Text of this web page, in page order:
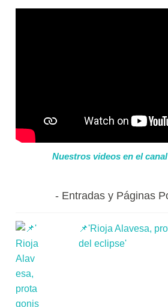
Nuestros videos en el
Entradas y Páginas
📌'Rioja Alavesa,
del eclipse'